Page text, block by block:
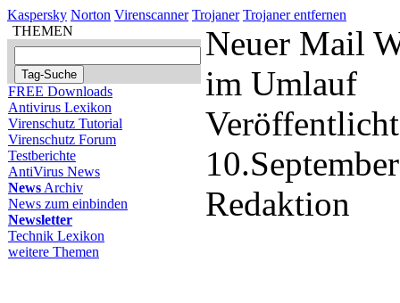
Kaspersky Norton Virenscanner Trojaner Trojaner entfernen
THEMEN
FREE Downloads
Antivirus Lexikon
Virenschutz Tutorial
Virenschutz Forum
Testberichte
AntiVirus News
News Archiv
News zum einbinden
Newsletter
Technik Lexikon
weitere Themen
Neuer Mail
im Umlauf
Redaktion